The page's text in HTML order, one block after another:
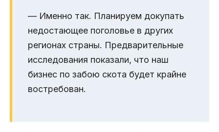
— Именно так. Планируем докупать
недостающее поголовье в других
регионах страны. Предварительные
исследования показали, что наш
бизнес по забою скота будет крайне
востребован.